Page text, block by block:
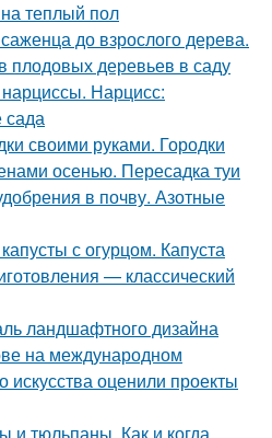
теплый пол
до взрослого дерева.
деревьев в саду
Нарцисс:
сада
своими руками. Городки
осенью. Пересадка туи
в почву. Азотные
с огурцом. Капуста
— классический
ландшафтного дизайна
на международном
оценили проекты